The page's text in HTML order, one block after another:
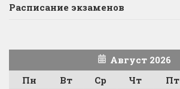
Расписание экзаменов
Август 2026
Пн
Вт Ср Чт Пт